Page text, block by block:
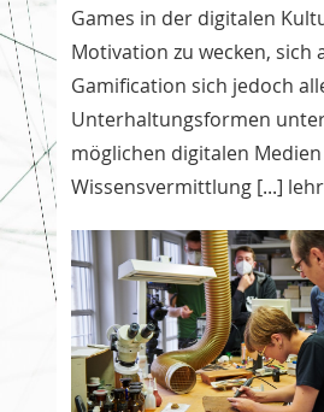
Games in der digitalen
Motivation zu wecken, sich
Gamification sich jedoch
Unterhaltungsformen
möglichen digitalen
Wissensvermittlung [...]